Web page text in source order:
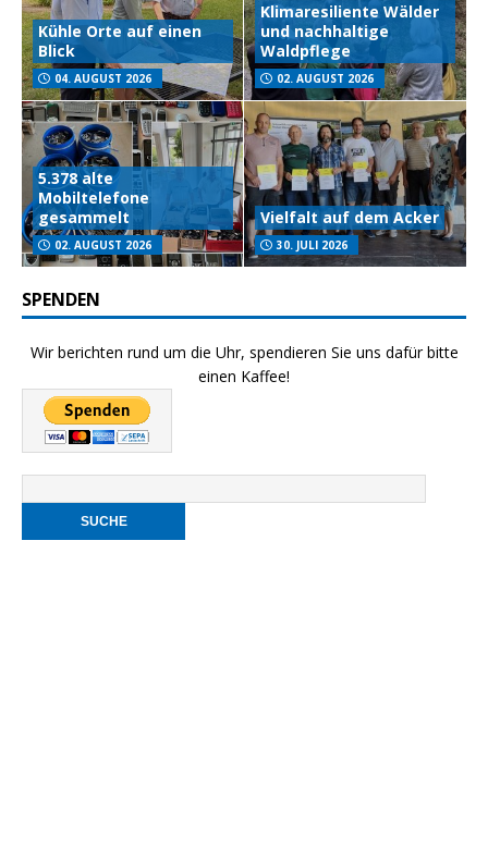
Kühle Orte auf einen
Blick
04. AUGUST 2026
Klimaresiliente Wälder
und nachhaltige
Waldpflege
02. AUGUST 2026
5.378 alte
Mobiltelefone
gesammelt
02. AUGUST 2026
Vielfalt auf dem Acker
30. JULI 2026
SPENDEN
Wir berichten rund um die Uhr, spendieren Sie uns dafür bitte
einen Kaffee!